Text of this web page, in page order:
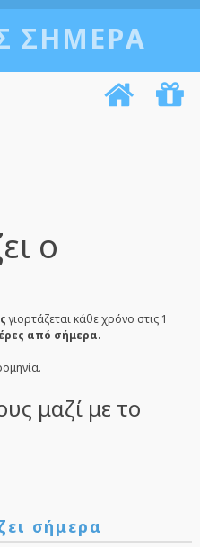
ΣΉΜΕΡΑ
ο
γιορτάζεται κάθε χρόνο στις 1
από σήμερα.
μαζί με το
σήμερα